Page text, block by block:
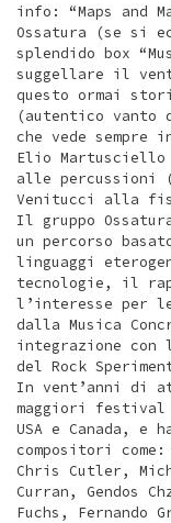
info: “Maps and
Ossatura (se si
splendido box
suggellare il
questo ormai
(autentico vanto
che vede
Elio
alle percussioni
Venitucci alla
Il gruppo
un percorso
linguaggi
tecnologie, il
l’interesse per
dalla Musica
integrazione con
del Rock
In vent’anni di
maggiori festival
USA e Canada, e
compositori come:
Chris Cutler,
Curran, Gendos
Fuchs, Fernando